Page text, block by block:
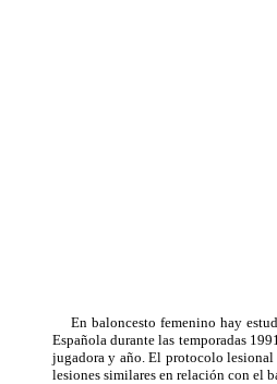
En baloncesto femenino hay
Española durante las temporadas
jugadora y año. El protocolo lesional
lesiones similares en relación con el